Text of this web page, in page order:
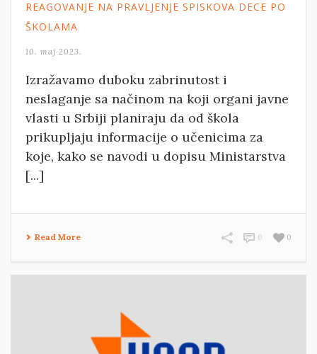
REAGOVANJE NA PRAVLJENJE SPISKOVA DECE PO
ŠKOLAMA
10. maj 2023.
Izražavamo duboku zabrinutost i
neslaganje sa načinom na koji organi javne
vlasti u Srbiji planiraju da od škola
prikupljaju informacije o učenicima za
koje, kako se navodi u dopisu Ministarstva
[...]
Read More 0
0